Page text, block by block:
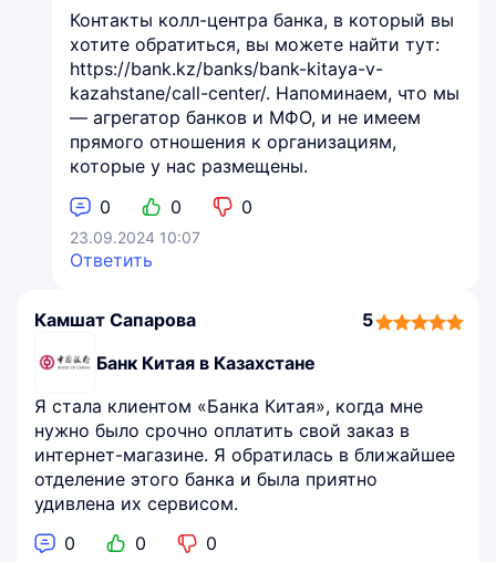
Контакты колл-центра банка, в который вы
хотите обратиться, вы можете найти тут:
https://bank.kz/banks/bank-kitaya-v-
kazahstane/call-center/. Напоминаем, что мы
— агрегатор банков и МФО, и не имеем
прямого отношения к организациям,
которые у нас размещены.
0
0 0
23.09.2024 10:07
Ответить
Камшат Сапарова
Банк Китая в Казахстане
5
5,0
Я стала клиентом «Банка Китая», когда мне
нужно было срочно оплатить свой заказ в
интернет-магазине. Я обратилась в ближайшее
отделение этого банка и была приятно
удивлена их сервисом.
0
0 0